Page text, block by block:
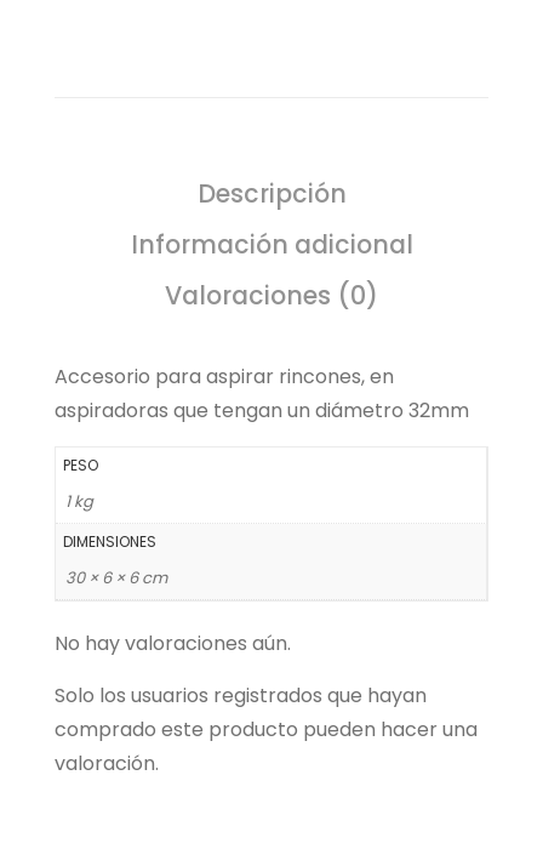
Descripción
Información adicional
Valoraciones (0)
Accesorio para aspirar rincones, en
aspiradoras que tengan un diámetro 32mm
PESO
1 kg
DIMENSIONES
30 × 6 × 6 cm
No hay valoraciones aún.
Solo los usuarios registrados que hayan
comprado este producto pueden hacer una
valoración.